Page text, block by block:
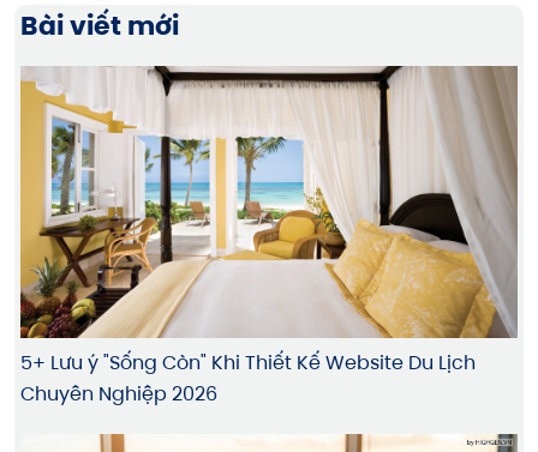
Bài viết mới
5+ Lưu ý "Sống Còn" Khi Thiết Kế Website Du Lịch
Chuyên Nghiệp 2026